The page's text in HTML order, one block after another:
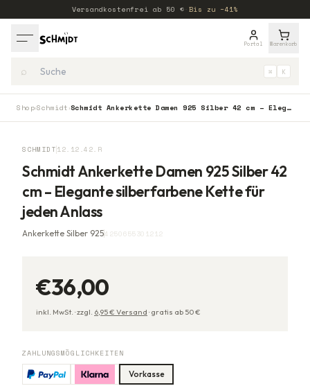
Versandkostenfrei ab 50 € Bis zu −41%
Portal Warenkorb
⌕ ⌘ K
Shop›Schmidt › Schmidt Ankerkette Damen 925 Silber 42 cm – Elegante silberfarbene Kette für jeden Anlass
SCHMIDT 12.12.42.R
Schmidt Ankerkette Damen 925 Silber 42
cm – Elegante silberfarbene Kette für
jeden Anlass
Ankerkette Silber 9254250655301212
€36,00
inkl. MwSt. ·zzgl. 6,95€ Versand ·gratis ab 50€
ZAHLUNGSMÖGLICHKEITEN
Vorkasse